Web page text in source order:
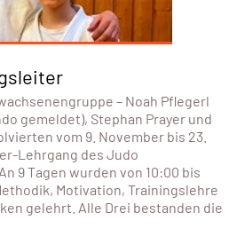
– Noah Pflegerl
gemeldet), Stephan Prayer und
vom 9. November bis 23.
Lehrgang des Judo
9 Tagen wurden von 10:00 bis
Motivation, Trainingslehre
gelehrt. Alle Drei bestanden die